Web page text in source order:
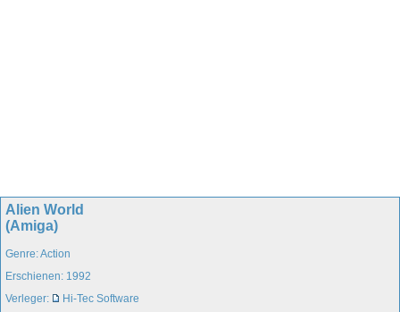
Alien World
(Amiga)
Genre: Action
Erschienen: 1992
Verleger:
Hi-Tec Software